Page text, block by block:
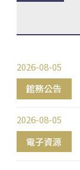
館務公告
2026-08-05
電子資源
2026-08-05